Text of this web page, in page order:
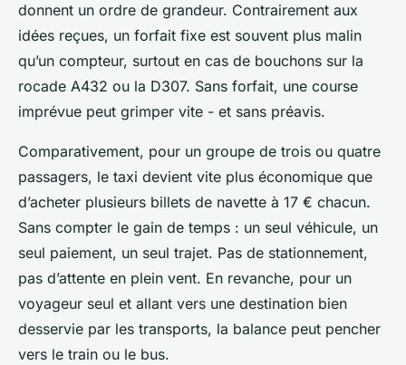
donnent un ordre de grandeur. Contrairement aux
idées reçues, un forfait fixe est souvent plus malin
qu’un compteur, surtout en cas de bouchons sur la
rocade A432 ou la D307. Sans forfait, une course
imprévue peut grimper vite - et sans préavis.
Comparativement, pour un groupe de trois ou quatre
passagers, le taxi devient vite plus économique que
d’acheter plusieurs billets de navette à 17 € chacun.
Sans compter le gain de temps : un seul véhicule, un
seul paiement, un seul trajet. Pas de stationnement,
pas d’attente en plein vent. En revanche, pour un
voyageur seul et allant vers une destination bien
desservie par les transports, la balance peut pencher
vers le train ou le bus.